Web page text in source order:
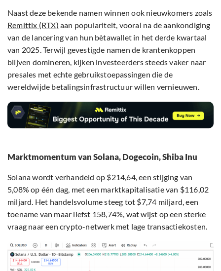
Naast deze bekende namen winnen ook nieuwkomers zoals
Remittix (RTX) aan populariteit, vooral na de aankondiging
van de lancering van hun bètawallet in het derde kwartaal
van 2025. Terwijl gevestigde namen de krantenkoppen
blijven domineren, kijken investeerders steeds vaker naar
presales met echte gebruikstoepassingen die de
wereldwijde betalingsinfrastructuur willen vernieuwen.
Marktmomentum van Solana, Dogecoin, Shiba Inu
Solana wordt verhandeld op $214,64, een stijging van
5,08% op één dag, met een marktkapitalisatie van $116,02
miljard. Het handelsvolume steeg tot $7,74 miljard, een
toename van maar liefst 158,74%, wat wijst op een sterke
vraag naar een crypto-netwerk met lage transactiekosten.